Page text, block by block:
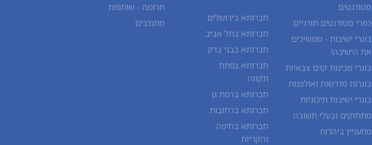
סטודנטים
כפרי סטודנטים תורניים
בוגרי ישיבות - ממשיכים
את הישיבה!
בוגרי מכינות קדם צבאיות
בוגרות מדרשות ואולפנות
בוגרי ישיבות תיכוניות
מתחזקים ובעלי תשובה
מתעניין ביהדות
חברותא בירושלים
חברותא בתל אביב
חברותא בבני ברק
חברותא בפתח
תקווה
חברותא ברמת גן
חברותא ברחובות
חברותא בחיפה
והקריות
תרומה - שותפות
מתנדבים